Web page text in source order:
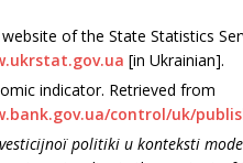
of the State Statistics
[in Ukrainian].
indicator. Retrieved from
control/uk/
polіtiki u kontekstі